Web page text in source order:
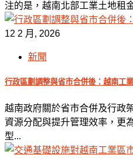
注的是，越南北部工業土地租
12 2 月, 2026
新聞
行政區劃調整與省市合併後：越南工
越南政府關於省市合併及行政
資源分配與提升管理效率，更
型...